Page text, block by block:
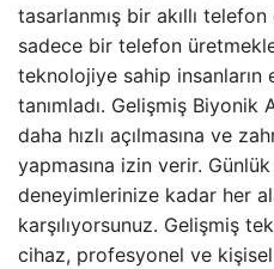
tasarlanmış bir akıllı
sadece bir telefon
teknolojiye sahip
tanımladı. Gelişmiş Biyonik
daha hızlı açılmasına ve
yapmasına izin verir.
deneyimlerinize kadar her
karşılıyorsunuz. Gelişmiş
cihaz, profesyonel ve